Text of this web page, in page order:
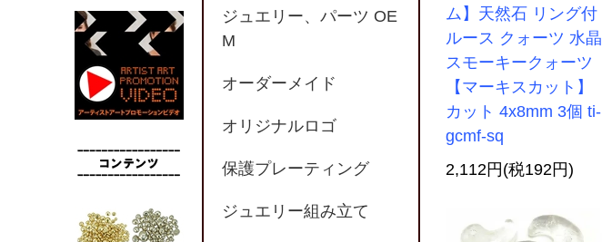
ム】天然石 リング付
ルース クォーツ 水晶
スモーキークォーツ
【マーキスカット】
カット 4x8mm 3個 ti-
gcmf-sq
2,112円(税192円)
ジュエリー、パーツ OE
M
オーダーメイド
オリジナルロゴ
保護プレーティング
ジュエリー組み立て